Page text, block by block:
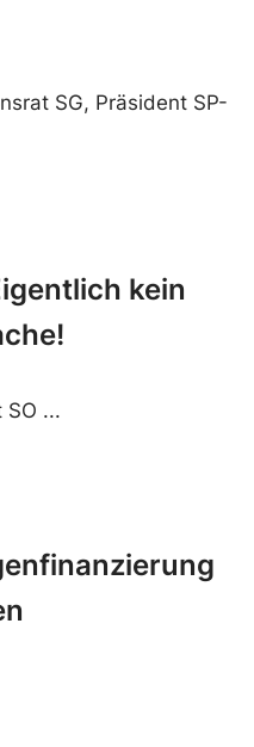
SG, Präsident SP-
kein
SO